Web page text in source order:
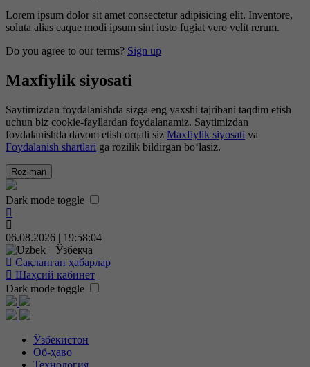
Lorem ipsum dolor sit amet consectetur adipisicing elit. Inventore,
soluta alias eaque modi ipsum sint iusto fugiat vero velit rerum.
Do you agree to our terms? Sign up
Maxfiylik siyosati
Saytimizdan foydalanishda sizga eng yaxshi tajribani taqdim etish
uchun biz cookie-fayllardan foydalanamiz. Saytimizdan
foydalanishda davom etish orqali siz Maxfiylik siyosati va
Foydalanish shartlari ga rozilik bildirgan bo‘lasiz.
Roziman
Dark mode toggle
06.08.2026 | 19:58:05
Ўзбекча
Сақланган ҳабарлар
Шаҳсий кабинет
Dark mode toggle
Ўзбекистон
Об-ҳаво
Технология